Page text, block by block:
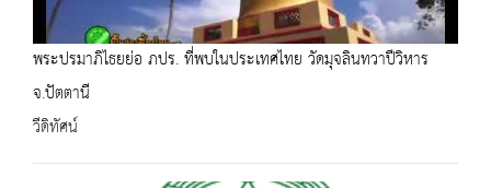
พระปรมาภิไธยย่อ ภปร. ที่พบในประเทศไทย วัดมุจลินทวาปีวิหาร
จ.ปัตตานี
วีดิทัศน์